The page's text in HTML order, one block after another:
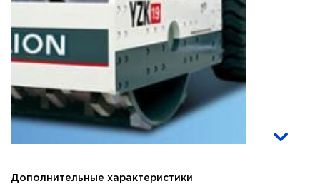
Дополнительные характеристики